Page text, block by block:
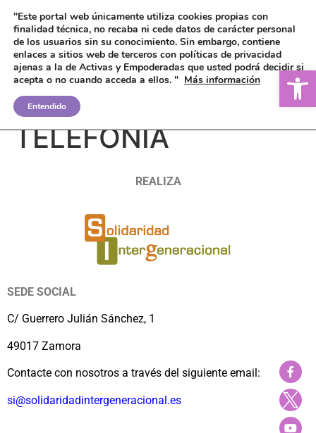
ABONO SOCIAL DE
TELEFONÍA
REALIZA
SEDE SOCIAL
C/ Guerrero Julián Sánchez, 1
49017 Zamora
Contacte con nosotros a través del siguiente email:
si@solidaridadintergeneracional.es
"Este portal web únicamente utiliza cookies propias con
finalidad técnica, no recaba ni cede datos de carácter personal
de los usuarios sin su conocimiento. Sin embargo, contiene
enlaces a sitios web de terceros con políticas de privacidad
ajenas a la de Activas y Empoderadas que usted podrá decidir si
acepta o no cuando acceda a ellos. " Más información
Entendido